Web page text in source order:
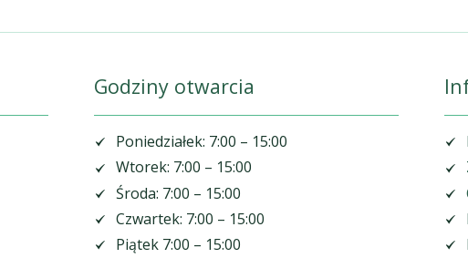
Godziny otwarcia
Poniedziałek: 7:00 – 15:00
Wtorek: 7:00 – 15:00
Środa: 7:00 – 15:00
Czwartek: 7:00 – 15:00
Piątek 7:00 – 15:00